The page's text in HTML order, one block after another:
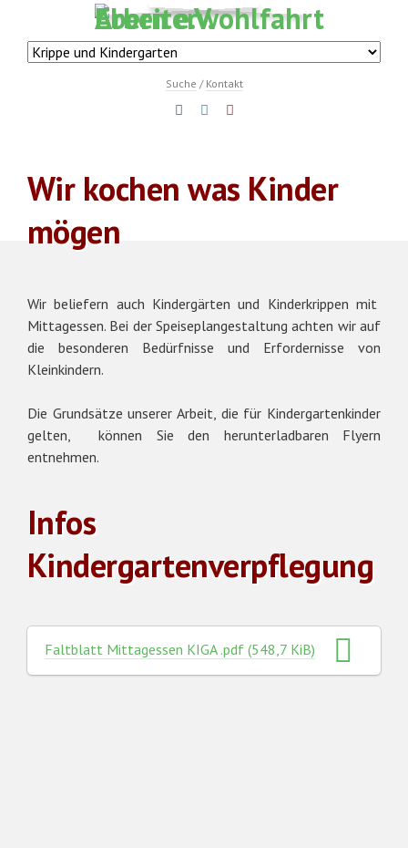
überspringen
Navigation
Navigation
Suche Kontakt
Wir kochen was Kinder
mögen
Wir beliefern auch Kindergärten und Kinderkrippen mit
Mittagessen. Bei der Speiseplangestaltung achten wir auf
die besonderen Bedürfnisse und Erfordernisse von
Kleinkindern.
Die Grundsätze unserer Arbeit, die für Kindergartenkinder
gelten, können Sie den herunterladbaren Flyern
entnehmen.
Infos
Kindergartenverpflegung
Faltblatt Mittagessen KIGA .pdf (548,7 KiB)